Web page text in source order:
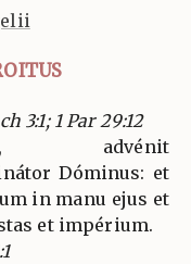
3:1; 1 Par 29:12
advénit
Dóminus: et
in manu ejus et
et impérium.